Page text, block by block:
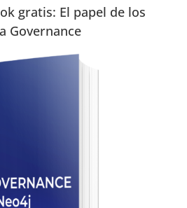
gratis: El papel de los
Governance